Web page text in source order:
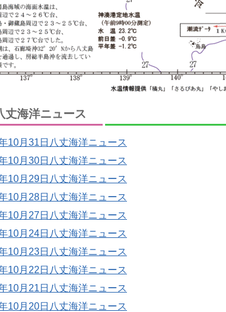
丈海洋ニュース
10月31日八丈海洋ニュース
10月30日八丈海洋ニュース
10月29日八丈海洋ニュース
10月28日八丈海洋ニュース
10月27日八丈海洋ニュース
10月24日八丈海洋ニュース
10月23日八丈海洋ニュース
10月22日八丈海洋ニュース
10月21日八丈海洋ニュース
10月20日八丈海洋ニュース